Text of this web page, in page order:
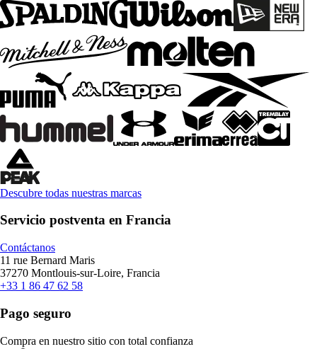
Descubre todas nuestras marcas
Servicio postventa en Francia
Contáctanos
11 rue Bernard Maris
37270 Montlouis-sur-Loire, Francia
+33 1 86 47 62 58
Pago seguro
Compra en nuestro sitio con total confianza